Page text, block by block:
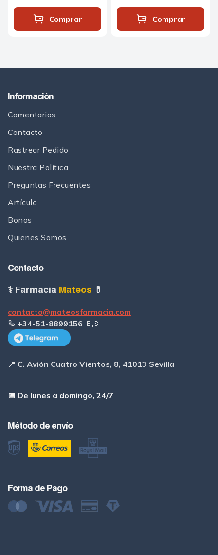
Comprar Comprar
Información
Comentarios
Contacto
Rastrear Pedido
Nuestra Política
Preguntas Frecuentes
Artículo
Bonos
Quienes Somos
Contacto
⚕ Farmacia Mateos 💊
contacto@mateosfarmacia.com
+34-51-8899156 🇪🇸
📍 C. Avión Cuatro Vientos, 8, 41013 Sevilla
📅 De lunes a domingo, 24/7
Método de envío
Forma de Pago